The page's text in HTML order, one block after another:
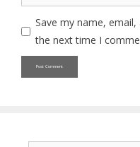
Save my name,
the next time I